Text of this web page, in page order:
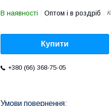
В наявності Оптом і в роздріб
Купити
+380 (66) 368-75-05